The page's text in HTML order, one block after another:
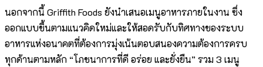
นอกจากนี้ Griffith Foods ยังนำเสนอเมนูอาหารภายในงาน ซึ่ง
ออกแบบขึ้นตามแนวคิดใหม่และให้สอดรับกับทิศทางของระบบ
อาหารแห่งอนาคตที่ต้องการมุ่งเน้นตอบสนองความต้องการครบ
ทุกด้านตามหลัก “โภชนาการที่ดี อร่อย และยั่งยืน” รวม 3 เมนู